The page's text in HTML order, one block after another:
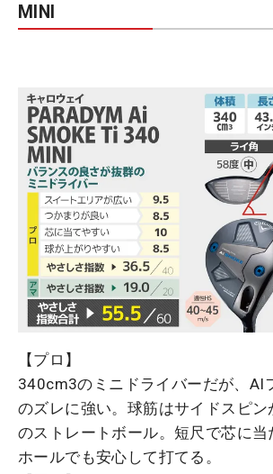
MINI
【プロ】
340cm3のミニドライバーだが、AI
のズレに強い。球筋はサイドスピン
のストレートボール。短尺で芯に当
ホールでも安心して打てる。